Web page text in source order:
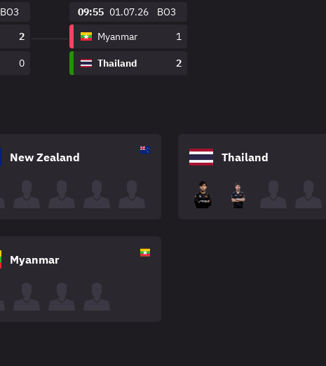
BO3
2
0
09:55 01.07.26
BO3
Myanmar
1
Thailand 2
New Zealand Thailand
Myanmar